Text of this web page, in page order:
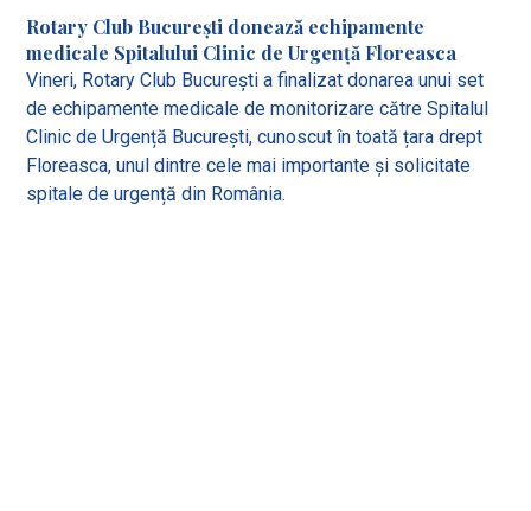
Rotary Club București donează echipamente
medicale Spitalului Clinic de Urgență Floreasca
Vineri, Rotary Club București a finalizat donarea unui set
de echipamente medicale de monitorizare către Spitalul
Clinic de Urgență București, cunoscut în toată țara drept
Floreasca, unul dintre cele mai importante și solicitate
spitale de urgență din România.